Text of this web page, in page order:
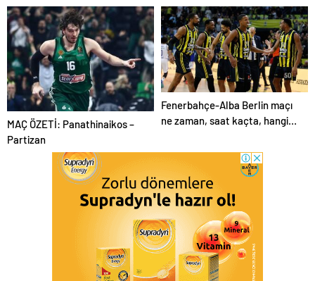
istiyor
MAÇ ÖZETİ: Panathinaikos –
Partizan
Fenerbahçe-Alba Berlin maçı
ne zaman, saat kaçta, hangi